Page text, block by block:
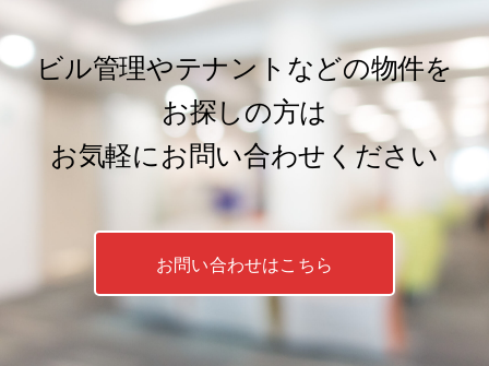
ビル管理やテナントなどの物件を
お探しの方は
お気軽にお問い合わせください
お問い合わせはこちら